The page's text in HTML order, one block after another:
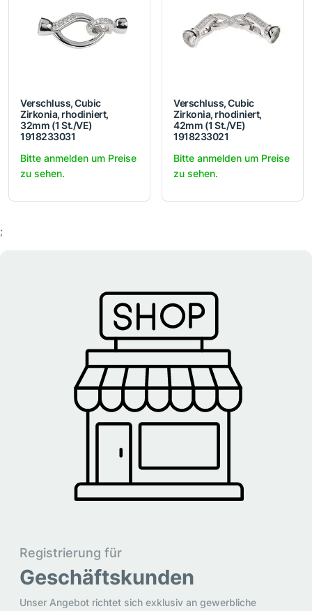
Verschluss, Cubic
Zirkonia, rhodiniert,
32mm (1 St./VE)
1918233031
Bitte anmelden um Preise
zu sehen.
Verschluss, Cubic
Zirkonia, rhodiniert,
42mm (1 St./VE)
1918233021
Bitte anmelden um Preise
zu sehen.
;
Registrierung für
Geschäftskunden
Unser Angebot richtet sich exklusiv an gewerbliche